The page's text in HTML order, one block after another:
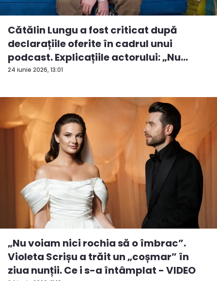
24 iunie 2026, 13:01
Cătălin Lungu a fost criticat după
declarațiile oferite în cadrul unui
podcast. Explicațiile actorului: „Nu
vrea...
„Nu voiam nici rochia să o îmbrac”.
Violeta Scrișu a trăit un „coșmar” în
ziua nunții. Ce i s-a întâmplat - VIDEO